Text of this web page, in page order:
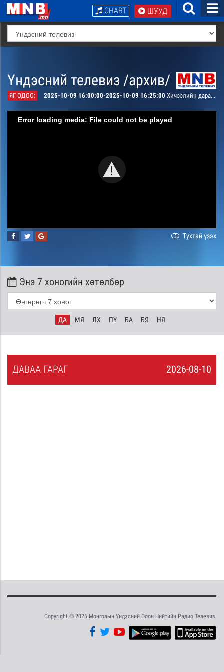
ШУУД
CHART
Үндэсний телевиз /архив/
ЯГ ОДОО: 2025-10-09 16:00:00-2025-10-09 16:25:00 Хичээлийн дараа
Error loading media: File could not be played
Тухтай үзэх
Энэ 7 хоногийн хөтөлбөр
ДА МЯ ЛХ ПҮ БА БЯ НЯ
2026-08-10
ДАВАА ГАРАГ
Copyright © 2026 Монголын Үндэсний Олон Нийтийн Радио Телевиз.